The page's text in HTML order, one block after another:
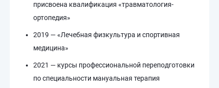
присвоена квалификация «травматология-
ортопедия»
2019 — «Лечебная физкультура и спортивная
медицина»
2021 — курсы профессиональной переподготовки
по специальности мануальная терапия